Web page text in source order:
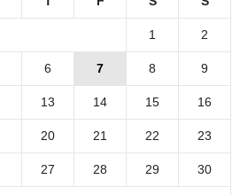
1 2
6 7 8 9
13 14 15 16
20 21 22 23
27 28 29 30